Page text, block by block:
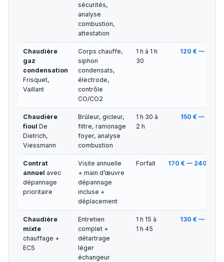
sécurités,
analyse
combustion,
attestation
Chaudière
gaz
condensation
Frisquet,
Vaillant
Corps chauffe,
siphon
condensats,
électrode,
contrôle
CO/CO2
1 h à 1 h
30
120 € — 160 €
Chaudière
fioul De
Dietrich,
Viessmann
Brûleur, gicleur,
filtre, ramonage
foyer, analyse
combustion
1 h 30 à
2 h
150 € — 180 €
Contrat
annuel avec
dépannage
prioritaire
Visite annuelle
+ main d’œuvre
dépannage
incluse +
déplacement
Forfait 170 € — 240 €/an
Chaudière
mixte
chauffage +
ECS
Entretien
complet +
détartrage
léger
échangeur
1 h 15 à
1 h 45
130 € — 170 €